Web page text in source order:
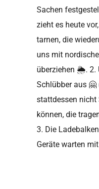
Sachen
zieht es heute
tarnen, die
uns mit
überziehen 🌦. 2.
Schlübber aus 🤗
stattdessen nicht
können, die
3. Die
Geräte warten